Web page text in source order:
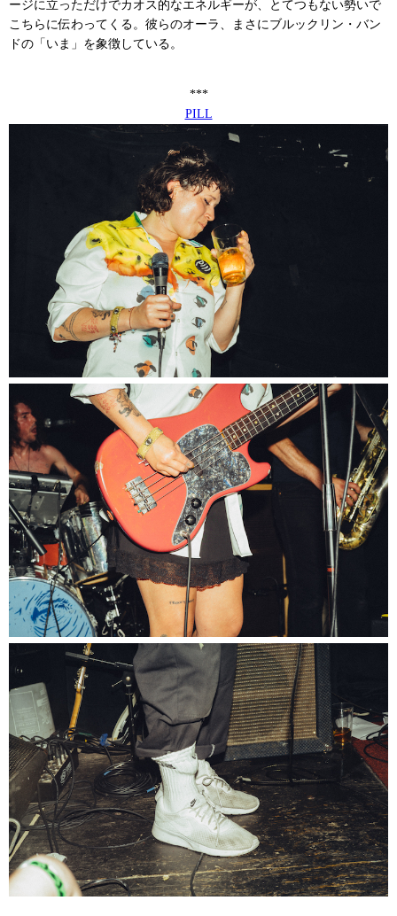
ージに立っただけでカオス的なエネルギーが、とてつもない勢いで
こちらに伝わってくる。彼らのオーラ、まさにブルックリン・バン
ドの「いま」を象徴している。
***
PILL